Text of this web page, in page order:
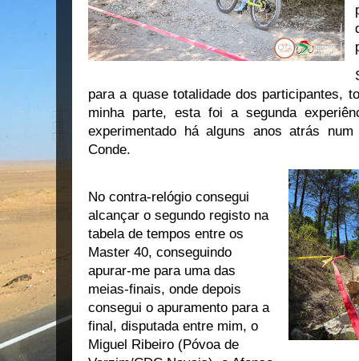
para a quase totalidade dos participantes,
minha parte, esta foi a segunda
experimentado há alguns anos atrás
Conde.
No contra-relógio consegui
alcançar o segundo registo na
tabela de tempos entre os
Master 40, conseguindo
apurar-me para uma das
meias-finais, onde depois
consegui o apuramento para a
final, disputada entre mim, o
Miguel Ribeiro (Póvoa de